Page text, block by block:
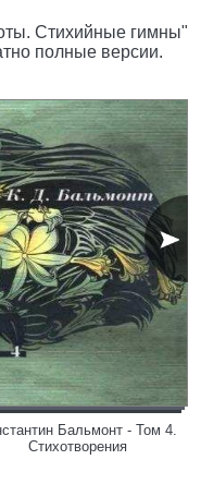
Стихийные гимны"
полные версии.
Бальмонт - Том 4.
Стихотворения